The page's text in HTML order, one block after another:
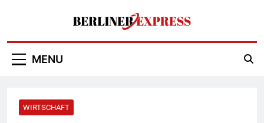
Berliner Express
MENU
WIRTSCHAFT